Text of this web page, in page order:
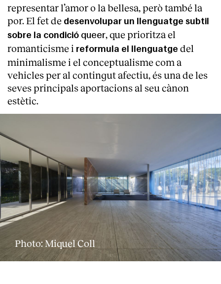
representar l’amor o la bellesa, però també la
por. El fet de desenvolupar un llenguatge subtil
sobre la condició queer, que prioritza el
romanticisme i reformula el llenguatge del
minimalisme i el conceptualisme com a
vehicles per al contingut afectiu, és una de les
seves principals aportacions al seu cànon
estètic.
Photo: Miquel Coll